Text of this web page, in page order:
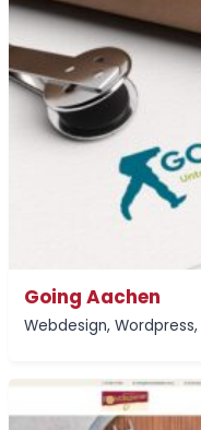
Going Aachen
Webdesign, Wordpress,